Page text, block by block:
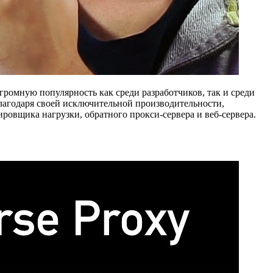
популярность как среди разработчиков, так и среди
своей исключительной производительности,
нагрузки, обратного прокси-сервера и веб-сервера.